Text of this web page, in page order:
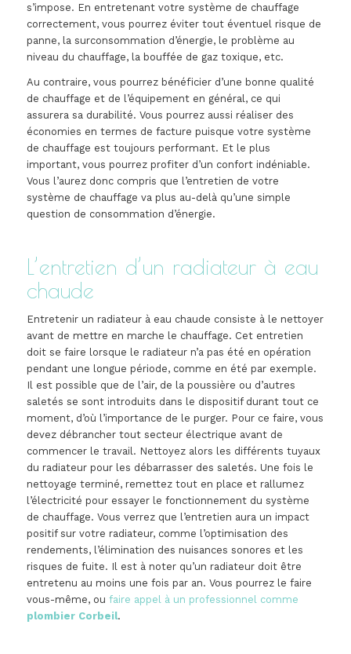
s’impose. En entretenant votre système de chauffage
correctement, vous pourrez éviter tout éventuel risque de
panne, la surconsommation d’énergie, le problème au
niveau du chauffage, la bouffée de gaz toxique, etc.
Au contraire, vous pourrez bénéficier d’une bonne qualité
de chauffage et de l’équipement en général, ce qui
assurera sa durabilité. Vous pourrez aussi réaliser des
économies en termes de facture puisque votre système
de chauffage est toujours performant. Et le plus
important, vous pourrez profiter d’un confort indéniable.
Vous l’aurez donc compris que l’entretien de votre
système de chauffage va plus au-delà qu’une simple
question de consommation d’énergie.
L’entretien d’un radiateur à eau
chaude
Entretenir un radiateur à eau chaude consiste à le nettoyer
avant de mettre en marche le chauffage. Cet entretien
doit se faire lorsque le radiateur n’a pas été en opération
pendant une longue période, comme en été par exemple.
Il est possible que de l’air, de la poussière ou d’autres
saletés se sont introduits dans le dispositif durant tout ce
moment, d’où l’importance de le purger. Pour ce faire, vous
devez débrancher tout secteur électrique avant de
commencer le travail. Nettoyez alors les différents tuyaux
du radiateur pour les débarrasser des saletés. Une fois le
nettoyage terminé, remettez tout en place et rallumez
l’électricité pour essayer le fonctionnement du système
de chauffage. Vous verrez que l’entretien aura un impact
positif sur votre radiateur, comme l’optimisation des
rendements, l’élimination des nuisances sonores et les
risques de fuite. Il est à noter qu’un radiateur doit être
entretenu au moins une fois par an. Vous pourrez le faire
vous-même, ou faire appel à un professionnel comme
plombier Corbeil.